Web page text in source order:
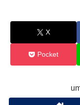
X
Pocket